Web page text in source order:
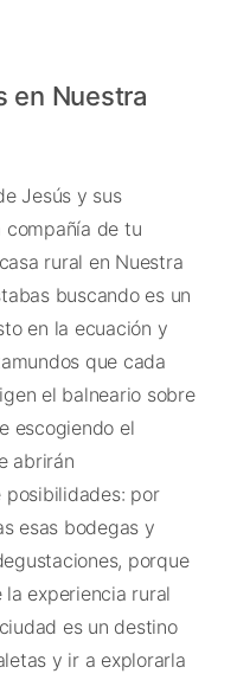
en Nuestra
Jesús y sus
compañía de tu
rural en Nuestra
buscando es un
en la ecuación y
que cada
el balneario sobre
escogiendo el
abrirán
posibilidades: por
esas bodegas y
porque
experiencia rural
es un destino
y ir a explorarla